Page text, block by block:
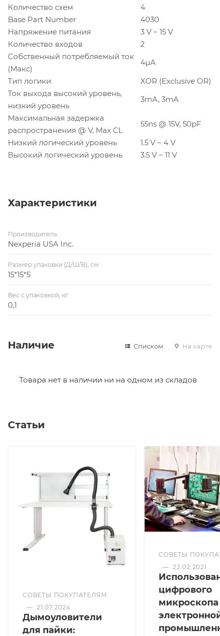
Количество схем
4
Base Part Number
4030
Напряжение питания
3 V ~ 15 V
Количество входов
2
Собственный потребляемый ток
(Макс)
4µA
Тип логики
XOR (Exclusive OR)
Ток выхода высокий уровень,
низкий уровень
3mA, 3mA
Максимальная задержка
распространения @ V, Max CL
55ns @ 15V, 50pF
Низкий логический уровень
1.5 V ~ 4 V
Высокий логический уровень
3.5 V ~ 11 V
Характеристики
Производитель
Nexperia USA Inc.
Размер упаковки (Д/Ш/В), см
15*15*5
Вес с упаковкой, кг
0,1
Наличие Списком На карте
Товара нет в наличии ни на одном из складов
Статьи
СОВЕТЫ ПОКУПАТЕЛЯМ
— 21.07.2024
Дымоуловители
для пайки:
СОВЕТЫ
— 22.02.2021
цифрового
микроскопа